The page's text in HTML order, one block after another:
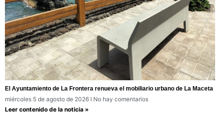
El Ayuntamiento de La Frontera renueva el mobiliario urbano de La Maceta
miércoles 5 de agosto de 2026
No hay comentarios
Leer contenido de la noticia »